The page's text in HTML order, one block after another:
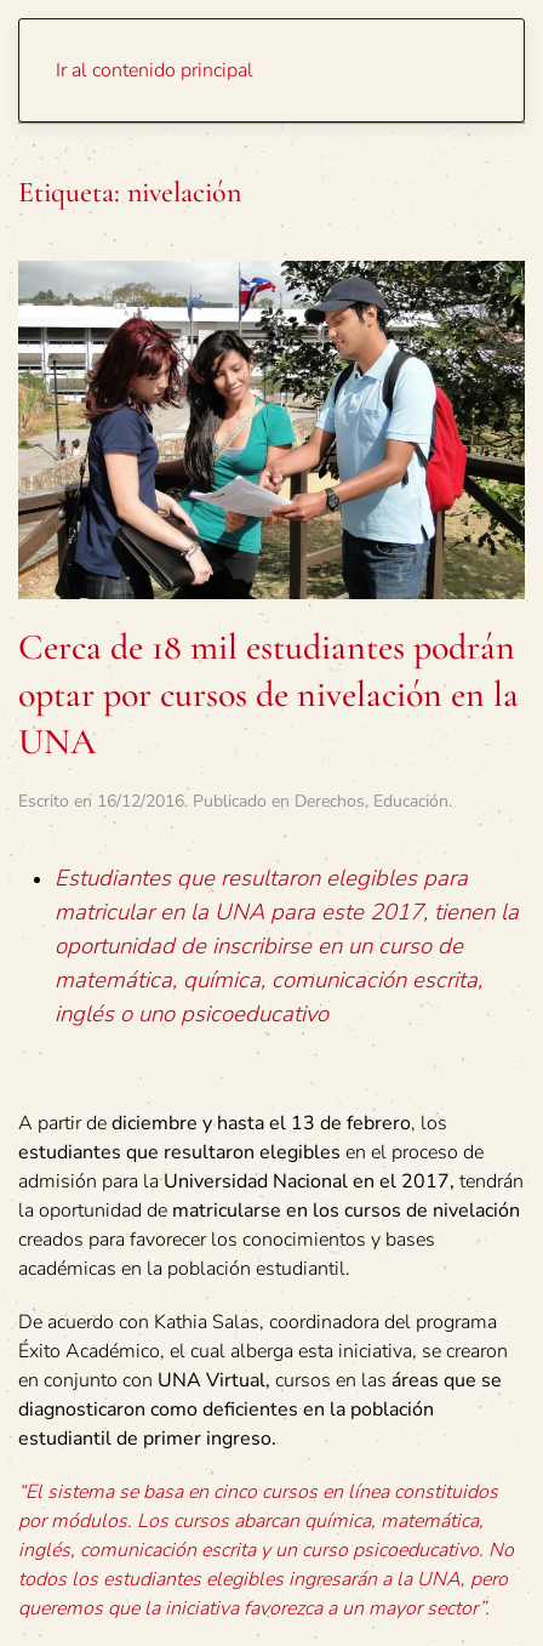
Ir al contenido principal
Etiqueta: nivelación
Cerca de 18 mil estudiantes podrán
optar por cursos de nivelación en la
UNA
Escrito en 16/12/2016. Publicado en Derechos, Educación.
Estudiantes que resultaron elegibles para
matricular en la UNA para este 2017, tienen la
oportunidad de inscribirse en un curso de
matemática, química, comunicación escrita,
inglés o uno psicoeducativo
A partir dediciembre y hasta el 13 de febrero, los
estudiantes que resultaron elegibles en el proceso de
admisión para laUniversidad Nacional en el 2017, tendrán
la oportunidad de matricularse en los cursos de nivelación
creados para favorecer los conocimientos y bases
académicas en la población estudiantil.
De acuerdo con Kathia Salas, coordinadora del programa
Éxito Académico, el cual alberga esta iniciativa, se crearon
en conjunto con UNA Virtual, cursos en las áreas que se
diagnosticaron como deficientes en la población
estudiantil de primer ingreso.
“El sistema se basa en cinco cursos en línea constituidos
por módulos. Los cursos abarcan química, matemática,
inglés, comunicación escrita y un curso psicoeducativo. No
todos los estudiantes elegibles ingresarán a la UNA, pero
queremos que la iniciativa favorezca a un mayor sector”.